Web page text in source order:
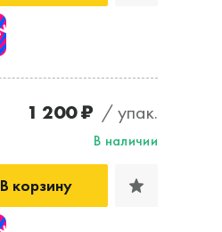
1 200 ₽ / упак.
В наличии
В корзину